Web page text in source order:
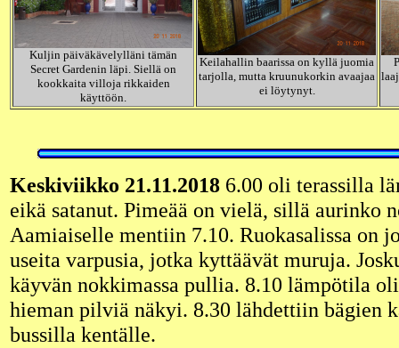
Kuljin päiväkävelylläni tämän
Secret Gardenin läpi. Siellä on
kookkaita villoja rikkaiden
käyttöön.
Keilahallin baarissa on kyllä juomia
tarjolla, mutta kruunukorkin avaajaa
ei löytynyt.
Keskiviikko 21.11.2018 6.00 oli terassilla
eikä satanut. Pimeää on vielä, sillä aurinko
Aamiaiselle mentiin 7.10. Ruokasalissa on
useita varpusia, jotka kyttäävät muruja.
käyvän nokkimassa pullia. 8.10 lämpötila
hieman pilviä näkyi. 8.30 lähdettiin bägien
bussilla kentälle.